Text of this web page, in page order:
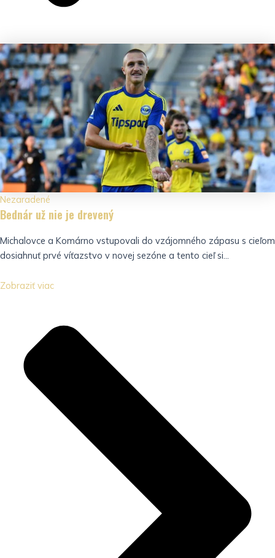
Nezaradené
Bednár už nie je drevený
Michalovce a Komárno vstupovali do vzájomného zápasu s cieľom
dosiahnuť prvé víťazstvo v novej sezóne a tento cieľ si...
Zobraziť viac